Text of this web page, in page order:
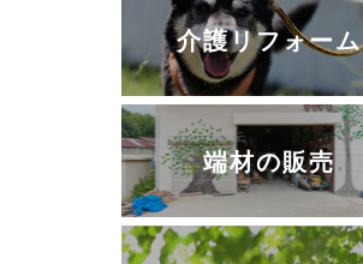
介護リフォーム
端材の販売